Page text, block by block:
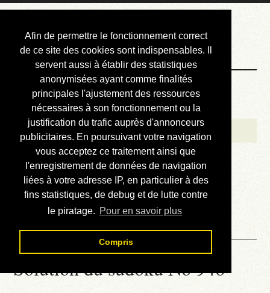
Afin de permettre le fonctionnement correct
de ce site des cookies sont indispensables. Il
servent aussi à établir des statistiques
anonymisées ayant comme finalités
principales l'ajustement des ressources
nécessaires à son fonctionnement ou la
justification du trafic auprès d'annonceurs
publicitaires. En poursuivant votre navigation
vous acceptez ce traitement ainsi que
l'enregistrement de données de navigation
liées à votre adresse IP, en particulier à des
fins statistiques, de debug et de lutte contre
le piratage. Pour en savoir plus
Compris
Courbis, « LE »
Blog Officiel
Bienvenue
Réalisations
Divers (et d’été)
Annonces
Liens externes
Téléchargement
Contact
Solution du sudoku No 946